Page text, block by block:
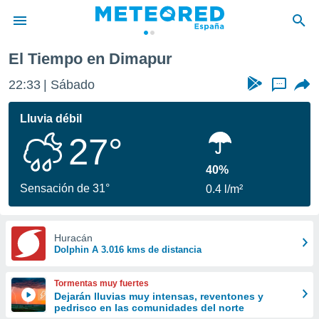
de
por
se
calidad.
a este
las
y
forma
digital
basada
El Tiempo en Dimapur
22:33 Sábado ...
Lluvia débil
27°
Sensación de 31°
40%
0.4 l/m²
Huracán
Dolphin A 3.016 kms de distancia
Tormentas muy fuertes
Dejarán lluvias muy intensas, reventones y
pedrisco en las comunidades del norte